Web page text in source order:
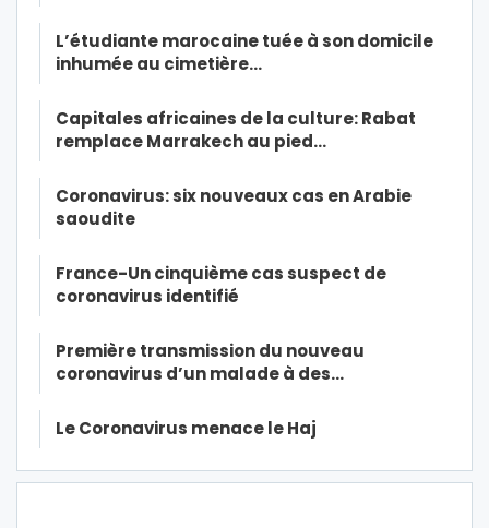
L’étudiante marocaine tuée à son domicile
inhumée au cimetière…
Capitales africaines de la culture: Rabat
remplace Marrakech au pied…
Coronavirus: six nouveaux cas en Arabie
saoudite
France-Un cinquième cas suspect de
coronavirus identifié
Première transmission du nouveau
coronavirus d’un malade à des…
Le Coronavirus menace le Haj